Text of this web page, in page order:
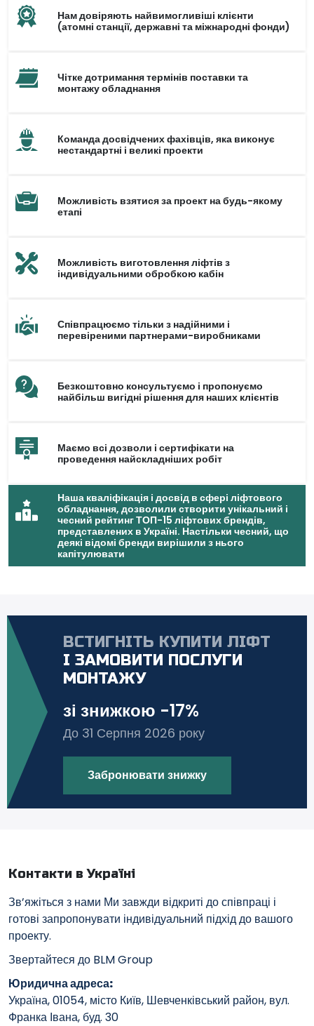
Нам довіряють найвимогливіші клієнти
(атомні станції, державні та міжнародні фонди)
Чітке дотримання термінів поставки та
монтажу обладнання
Команда досвідчених фахівців, яка виконує
нестандартні і великі проекти
Можливість взятися за проект на будь-якому
етапі
Можливість виготовлення ліфтів з
індивідуальними обробкою кабін
Співпрацюємо тільки з надійними і
перевіреними партнерами-виробниками
Безкоштовно консультуємо і пропонуємо
найбільш вигідні рішення для наших клієнтів
Маємо всі дозволи і сертифікати на
проведення найскладніших робіт
Наша кваліфікація і досвід в сфері ліфтового
обладнання, дозволили створити унікальний і
чесний рейтинг ТОП-15 ліфтових брендів,
представлених в Україні. Настільки чесний, що
деякі відомі бренди вирішили з нього
капітулювати
ВСТИГНІТЬ КУПИТИ ЛІФТ
І ЗАМОВИТИ ПОСЛУГИ
МОНТАЖУ
зі знижкою -17%
До 31 Серпня 2026 року
Забронювати знижку
Контакти в Україні
Зв’яжіться з нами Ми завжди відкриті до співпраці і
готові запропонувати індивідуальний підхід до вашого
проекту.
Звертайтеся до BLM Group
Юридична адреса:
Україна, 01054, місто Київ, Шевченківський район, вул.
Франка Івана, буд. 30